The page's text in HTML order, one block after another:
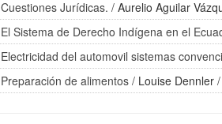
Cuestiones Jurídicas. /Aurelio Aguilar
El Sistema de Derecho Indígena en el
Electricidad del automovil sistemas
Preparación de alimentos / Louise Dennler